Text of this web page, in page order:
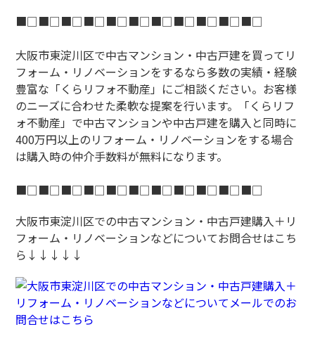
■□■□■□■□■□■□■□■□■□■□■□
大阪市東淀川区で中古マンション・中古戸建を買ってリ
フォーム・リノベーションをするなら多数の実績・経験
豊富な「くらリフォ不動産」にご相談ください。お客様
のニーズに合わせた柔軟な提案を行います。「くらリフ
ォ不動産」で中古マンションや中古戸建を購入と同時に
400万円以上のリフォーム・リノベーションをする場合
は購入時の仲介手数料が無料になります。
■□■□■□■□■□■□■□■□■□■□■□
大阪市東淀川区での中古マンション・中古戸建購入＋リ
フォーム・リノベーションなどについてお問合せはこち
ら↓↓↓↓↓